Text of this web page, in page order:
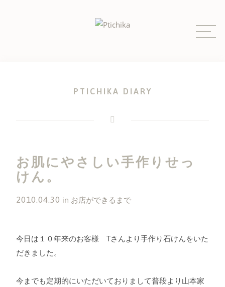
PTICHIKA DIARY
お肌にやさしい手作りせっ
けん。
2010.04.30 in お店ができるまで
今日は１０年来のお客様 Tさんより手作り石けんをいた
だきました。
今までも定期的にいただいておりまして普段より山本家